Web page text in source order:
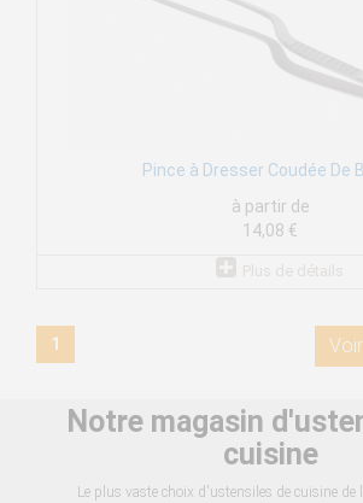
Pince à Dresser Coudée De
à partir de
14,08 €
1
Notre magasin
cuisine
Le plus vaste choix d'ustensiles de cuisine de